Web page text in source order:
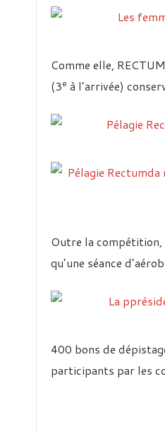
Comme elle,
(3e à l’arrivée)
Outre la compétition,
qu’une séance
400 bons de
participants par les